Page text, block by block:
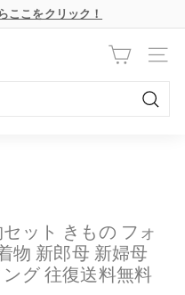
ここをクリック！
ナビ
ット きもの フォ
物 新郎母 新婦母
グ 往復送料無料